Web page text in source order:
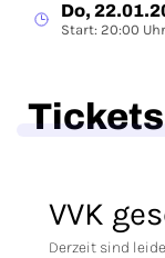
Do,
Start: 20:00 Uhr
VVK
Derzeit sind